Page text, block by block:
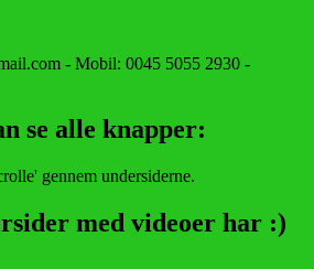
- Mobil: 0045 5055 2930 -
se alle knapper:
gennem undersiderne.
med videoer har :)